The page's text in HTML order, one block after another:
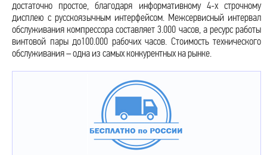
достаточно простое, благодаря информативному 4-х строчному
дисплею с русскоязычным интерфейсом. Межсервисный интервал
обслуживания компрессора составляет 3.000 часов, а ресурс работы
винтовой пары до100.000 рабочих часов. Стоимость технического
обслуживания – одна из самых конкурентных на рынке.